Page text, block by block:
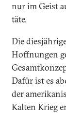
nur im Geist
täte.
Die
Hoffnungen
Dafür ist es
der
Kalten Krieg